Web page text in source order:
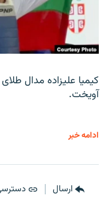
کیمیا علیزاده مدال
آویخت.
ادامه خبر
ارسال